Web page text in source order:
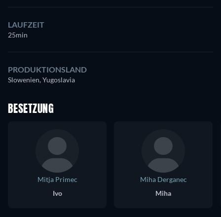
LAUFZEIT
25min
PRODUKTIONSLAND
Slowenien, Yugoslavia
BESETZUNG
Mitja Primec
Ivo
Miha Derganec
Miha